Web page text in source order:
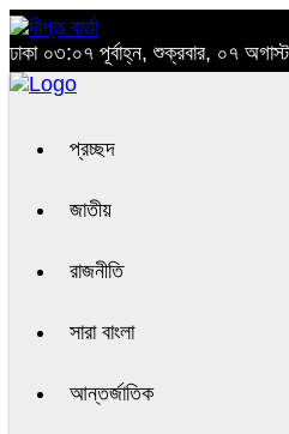
ঢাকা ০৩:০৭ পূর্বাহ্ন, শুক্রবার, ০৭
প্রচ্ছদ
জাতীয়
রাজনীতি
সারা বাংলা
আন্তর্জাতিক